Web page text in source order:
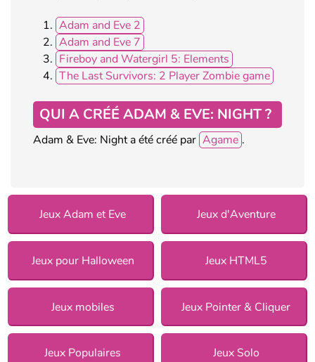
Adam and Eve 2
Adam and Eve 7
Fireboy and Watergirl 5: Elements
The Last Survivors: 2 Player Zombie game
QUI A CRÉÉ ADAM & EVE: NIGHT ?
Adam & Eve: Night a été créé par Agame .
Jeux Adam et Eve Jeux d'Aventure
Jeux pour Halloween Jeux HTML5
Jeux mobiles Jeux Pointer & Cliquer
Jeux Populaires Jeux Solo